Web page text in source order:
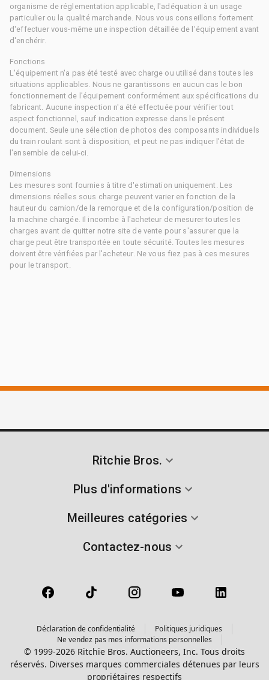
organisme de réglementation applicable, l'adéquation à un usage
particulier ou la qualité marchande. Nous vous conseillons fortement
d'effectuer vous-même une inspection détaillée de l'équipement avant
d'enchérir.
Fonctions
L'équipement n'a pas été testé avec charge ou utilisé dans toutes les
situations applicables. Nous ne garantissons en aucun cas le bon
fonctionnement de l'équipement conformément aux spécifications du
fabricant. Aucune inspection n'a été effectuée pour vérifier tout
aspect fonctionnel, sauf indication expresse dans le présent
document. Seule une sélection de photos des composants individuels
du train roulant sont à disposition, et peut ne pas indiquer l'état de
l'ensemble de celui-ci.
Dimensions
Les mesures sont fournies à titre d'estimation uniquement. Les
dimensions réelles sous charge peuvent varier en fonction de la
hauteur du camion/de la remorque et de la configuration/position de
la machine chargée. Il incombe à l'acheteur de mesurer toutes les
charges avant de quitter notre site de vente pour s'assurer que la
charge peut être transportée en toute sécurité. Toutes les mesures
doivent être vérifiées par l'acheteur. Ne vous fiez pas à ces mesures
pour le transport.
Ritchie Bros.
Plus d'informations
Meilleures catégories
Contactez-nous
Déclaration de confidentialité
Politiques juridiques
Ne vendez pas mes informations personnelles
© 1999-2026 Ritchie Bros. Auctioneers, Inc. Tous droits
réservés. Diverses marques commerciales détenues par leurs
propriétaires respectifs